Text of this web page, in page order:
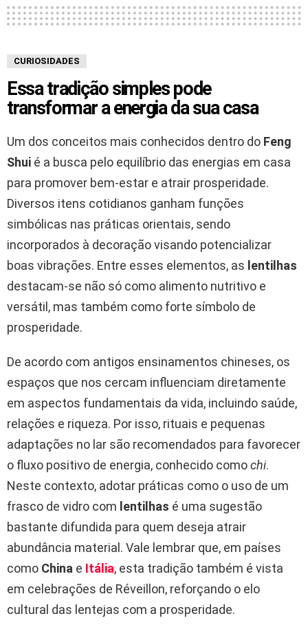
CURIOSIDADES
Essa tradição simples pode
transformar a energia da sua casa
Um dos conceitos mais conhecidos dentro do Feng
Shui é a busca pelo equilíbrio das energias em casa
para promover bem-estar e atrair prosperidade.
Diversos itens cotidianos ganham funções
simbólicas nas práticas orientais, sendo
incorporados à decoração visando potencializar
boas vibrações. Entre esses elementos, as lentilhas
destacam-se não só como alimento nutritivo e
versátil, mas também como forte símbolo de
prosperidade.
De acordo com antigos ensinamentos chineses, os
espaços que nos cercam influenciam diretamente
em aspectos fundamentais da vida, incluindo saúde,
relações e riqueza. Por isso, rituais e pequenas
adaptações no lar são recomendados para favorecer
o fluxo positivo de energia, conhecido comochi.
Neste contexto, adotar práticas como o uso de um
frasco de vidro com lentilhas é uma sugestão
bastante difundida para quem deseja atrair
abundância material. Vale lembrar que, em países
como China e Itália, esta tradição também é vista
em celebrações de Réveillon, reforçando o elo
cultural das lentejas com a prosperidade.